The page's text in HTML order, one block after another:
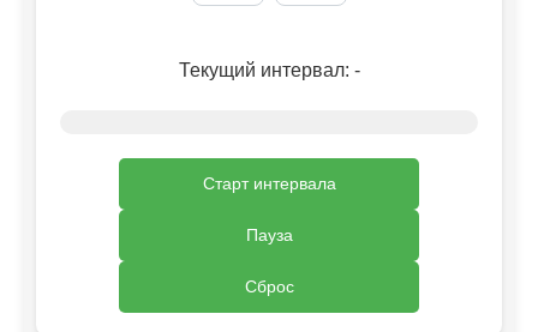
Текущий интервал: -
Старт интервала
Пауза
Сброс